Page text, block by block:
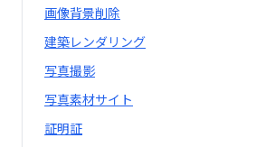
画像背景削除
建築レンダリング
写真撮影
写真素材サイト
証明証